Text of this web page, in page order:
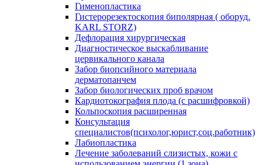
Гименопластика
Гистерорезектоскопия биполярная ( оборуд.
KARL STORZ)
Дефлорация хирургическая
Диагностическое выскабливание
цервикального канала
Забор биопсийного материала
дерматопанчем
Забор биологических проб врачом
Кардиотокография плода (с расшифровкой)
Кольпоскопия расширенная
Консультация
специалистов(психолог,юрист,соц.работник)
Лабиопластика
Лечение заболеваний слизистых, кожи с